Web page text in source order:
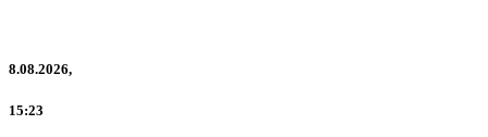
8.08.2026,
15:23